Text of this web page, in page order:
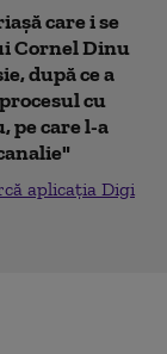
care i se
Cornel Dinu
după ce a
cu
pe care l-a
aplicația Digi